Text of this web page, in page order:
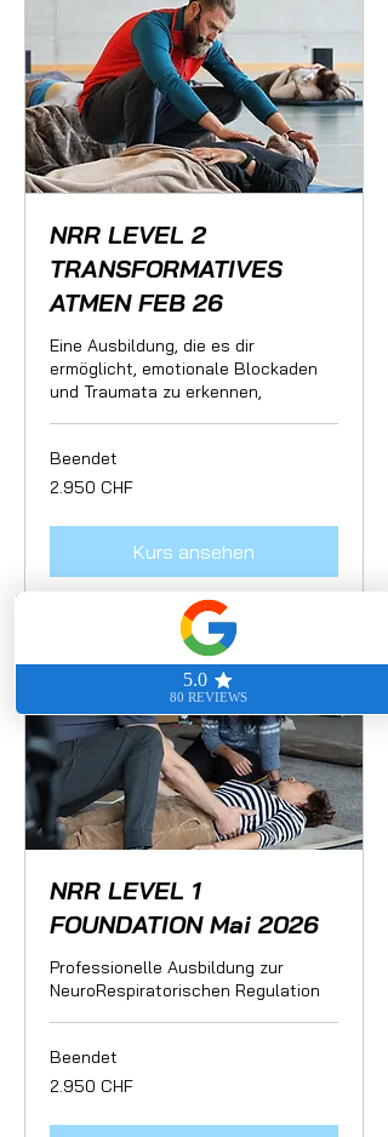
NRR LEVEL 2
TRANSFORMATIVES
ATMEN FEB 26
Eine Ausbildung, die es dir
ermöglicht, emotionale Blockaden
und Traumata zu erkennen,
Beendet
2.950
Schweizer
2.950 CHF
Kurs ansehen
NRR LEVEL 1
FOUNDATION Mai 2026
Professionelle Ausbildung zur
NeuroRespiratorischen Regulation
Beendet
2.950
Schweizer
2.950 CHF